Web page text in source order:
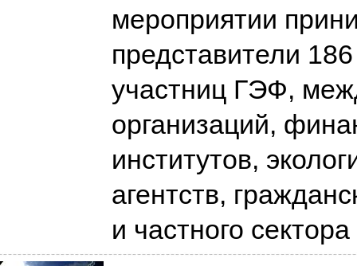
мероприятии
представители
участниц ГЭФ,
организаций,
институтов,
агентств,
и частного сектора